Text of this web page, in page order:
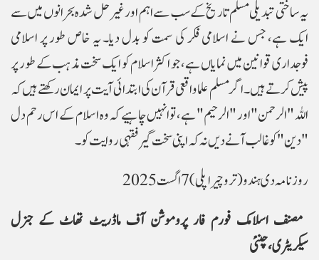
یہ ساختی تبدیلی مسلم تاریخ کے سب سے اہم اور غیر حل شدہ بحرانوں میں سے
ایک ہے، جس نے اسلامی فکر کی سمت کو بدل دیا۔ یہ خاص طور پر اسلامی
فوجداری قوانین میں نمایاں ہے، جو اکثر اسلام کو ایک سخت مذہب کے طور پر
پیش کرتے ہیں۔اگر مسلم علما واقعی قرآن کی ابتدائی آیت پر ایمان رکھتے ہیں کہ
اللہ "الرحمن" اور "الرحیم" ہے، تو انہیں چاہیے کہ وہ اسلام کے اس رحم دل
"دین" کو غالب آنے دیں نہ کہ اپنی سخت گیر فقہی روایت کو۔
مصنف اسلامک فورم فار پروموشن آف ماڈریٹ تھاٹ کےجنرل
سیکریٹری،چنئی